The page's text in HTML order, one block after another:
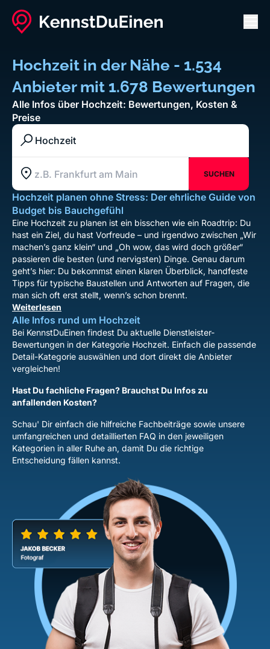
Hochzeit in der Nähe - 1.534
Anbieter mit 1.678 Bewertungen
Alle Infos über Hochzeit: Bewertungen, Kosten &
Preise
Branche / Kategorie / Unternehmen
Standort z.B. Frankfurt am Main
SUCHEN
Hochzeit planen ohne Stress: Der ehrliche Guide von
Budget bis Bauchgefühl
Eine Hochzeit zu planen ist ein bisschen wie ein Roadtrip: Du
hast ein Ziel, du hast Vorfreude – und irgendwo zwischen „Wir
machen’s ganz klein“ und „Oh wow, das wird doch größer“
passieren die besten (und nervigsten) Dinge. Genau darum
geht’s hier: Du bekommst einen klaren Überblick, handfeste
Tipps für typische Baustellen und Antworten auf Fragen, die
man sich oft erst stellt, wenn’s schon brennt.
Weiterlesen
Alle Infos rund um Hochzeit
Bei KennstDuEinen findest Du aktuelle Dienstleister-
Bewertungen in der Kategorie Hochzeit. Einfach die passende
Detail-Kategorie auswählen und dort direkt die Anbieter
vergleichen!
Hast Du fachliche Fragen? Brauchst Du Infos zu
anfallenden Kosten?
Schau' Dir einfach die hilfreiche Fachbeiträge sowie unsere
umfangreichen und detaillierten FAQ in den jeweiligen
Kategorien in aller Ruhe an, damit Du die richtige
Entscheidung fällen kannst.